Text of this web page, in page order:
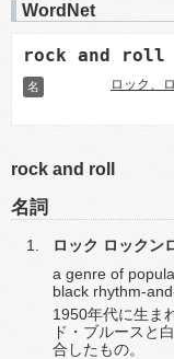
WordNet
rock and roll
名 ロック、
rock and roll
名詞
ロック ロックン
a genre of
black rhythm-
1950年代に生ま
ド・ブルースと
合したもの。